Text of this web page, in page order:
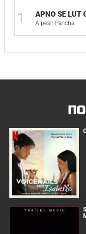
1 APNO SE LUT
Alpesh Panchal